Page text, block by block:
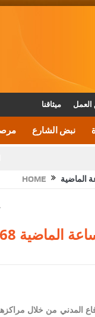
ميثاقنا العمل
نبض الشارع
الأمن يتلف 16 مليون حبة كبتاجون و1480 كغم مواد مخدرة
القاضي يلتقي رؤساء
هاتفيا من العاهل البحريني
HOME